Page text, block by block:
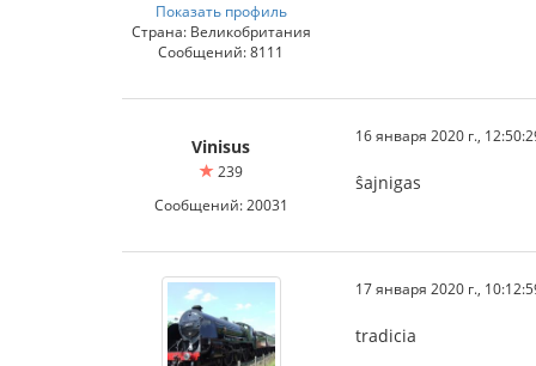
Показать профиль
Страна: Великобритания
Сообщений: 8111
Vinisus
239
Сообщений: 20031
16 января 2020 г.,
ŝajnigas
17 января 2020 г.,
tradicia